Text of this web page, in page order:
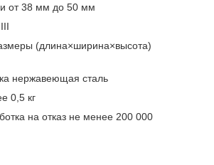
от 38 мм до 50 мм
(длина×ширина×высота)
нержавеющая сталь
0,5 кг
на отказ не менее 200 000